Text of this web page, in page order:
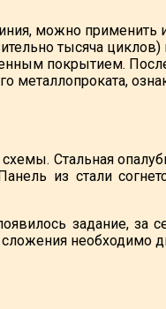
можно
тысяча
покрытием.
металлопроката,
Стальная
из стали
задание, за
необходимо